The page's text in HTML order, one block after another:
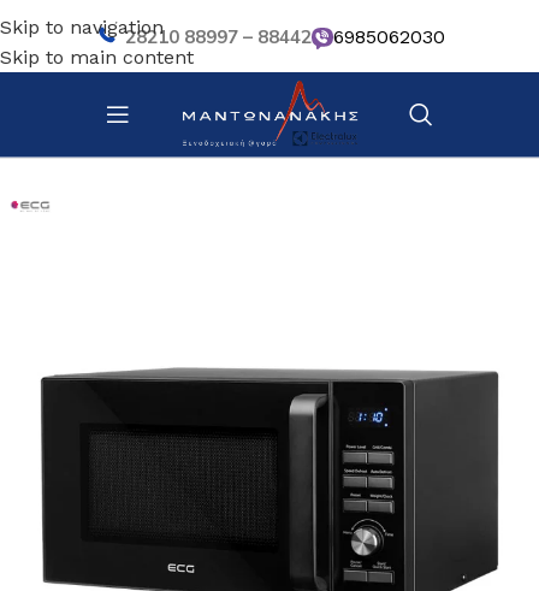
Skip to navigation
Skip to main content
28210 88997 – 88442 6985062030
Αρχική σελίδα/ Bar – Wine – Café